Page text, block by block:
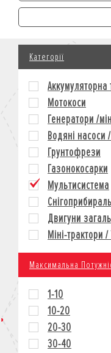
АВТОМОБІЛІ
ЛІЗИНГ
КРЕДИТ
СТРАХУВАННЯ
МОТОЦИКЛИ
КРЕДИТ
СТРАХУВАННЯ
Категорії
Аккумуляторна
Мотокоси
Генератори /
Водяні насоси
Грунтофрези
Газонокосарки
Мультисистема
Двигуни
Міні-трактори
Максимальна
1-10
10-20
20-30
30-40